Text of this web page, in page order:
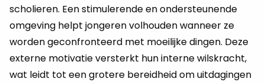
scholieren. Een stimulerende en ondersteunende
omgeving helpt jongeren volhouden wanneer ze
worden geconfronteerd met moeilijke dingen. Deze
externe motivatie versterkt hun interne wilskracht,
wat leidt tot een grotere bereidheid om uitdagingen